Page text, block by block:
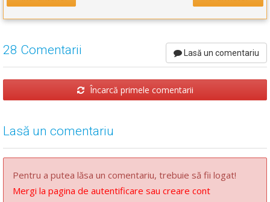
28 Comentarii Lasă un comentariu
Încarcă primele comentarii
Lasă un comentariu
Pentru a putea lăsa un comentariu, trebuie să fii logat!
Mergi la pagina de autentificare sau creare cont